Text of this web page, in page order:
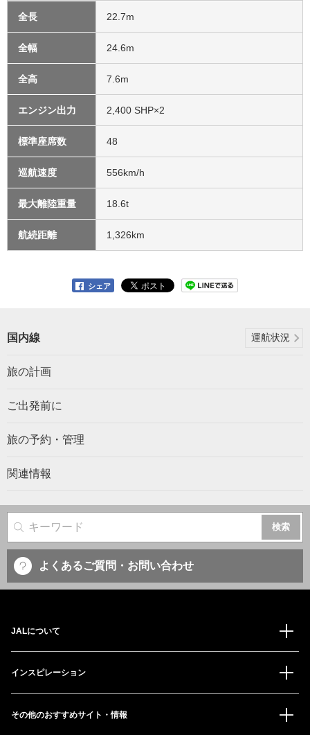
全長 22.7m
全幅 24.6m
全高 7.6m
エンジン出力 2,400 SHP×2
標準座席数 48
巡航速度 556km/h
最大離陸重量 18.6t
航続距離 1,326km
シェア
国内線 運航状況
旅の計画
ご出発前に
旅の予約・管理
関連情報
サイト内検索
よくあるご質問・お問い合わせ
JALについて
インスピレーション
その他のおすすめサイト・情報